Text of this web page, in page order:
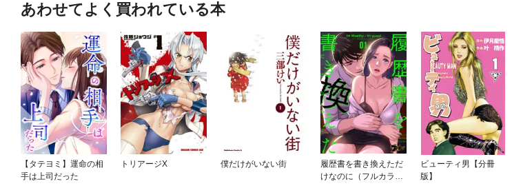
あわせてよく買われている本
【タテヨミ】運命の相
手は上司だった
トリアージX 僕だけがいない街
履歴書を書き換えただ
けなのに（フルカラ
ビューティ男【分冊
版】